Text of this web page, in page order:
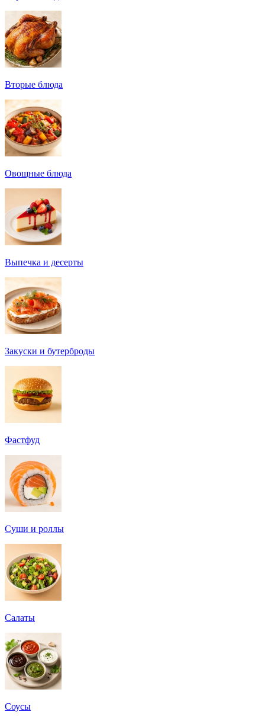
Вторые блюда
Овощные блюда
Выпечка и десерты
Закуски и бутерброды
Фастфуд
Суши и роллы
Салаты
Соусы